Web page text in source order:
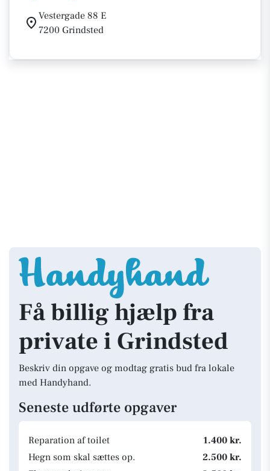
Vestergade 88 E
7200 Grindsted
Få billig hjælp fra
private i Grindsted
Beskriv din opgave og modtag gratis bud fra lokale
med Handyhand.
Seneste udførte opgaver
Reparation af toilet
1.400 kr.
Hegn som skal sættes op.
2.500 kr.